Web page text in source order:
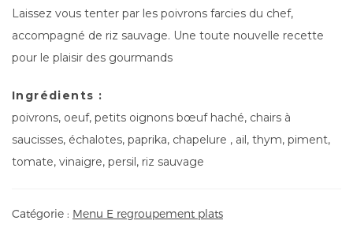
Laissez vous tenter par les poivrons farcies du chef,
accompagné de riz sauvage. Une toute nouvelle recette
pour le plaisir des gourmands
Ingrédients :
poivrons, oeuf, petits oignons bœuf haché, chairs à
saucisses, échalotes, paprika, chapelure , ail, thym, piment,
tomate, vinaigre, persil, riz sauvage
Catégorie : Menu E regroupement plats